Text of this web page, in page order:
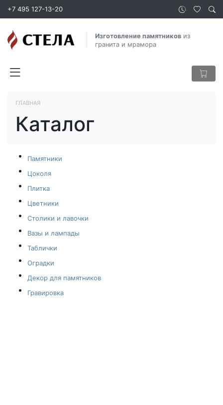
+7 495 127-13-20
Изготовление памятниковиз
гранита и мрамора
ГЛАВНАЯ
Каталог
Памятники
Цоколя
Плитка
Цветники
Столики и лавочки
Вазы и лампады
Таблички
Оградки
Декор для памятников
Гравировка